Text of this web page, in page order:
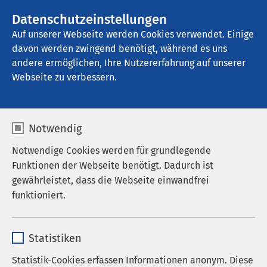
Datenschutzeinstellungen
Auf unserer Webseite werden Cookies verwendet. Einige
davon werden zwingend benötigt, während es uns
andere ermöglichen, Ihre Nutzererfahrung auf unserer
Webseite zu verbessern.
Notwendig
Notwendige Cookies werden für grundlegende
Funktionen der Webseite benötigt. Dadurch ist
gewährleistet, dass die Webseite einwandfrei
funktioniert.
Anbieter sgalinski
Statistiken
Statistik-Cookies erfassen Informationen anonym. Diese
AMEOS Seeklinikum Brunnen